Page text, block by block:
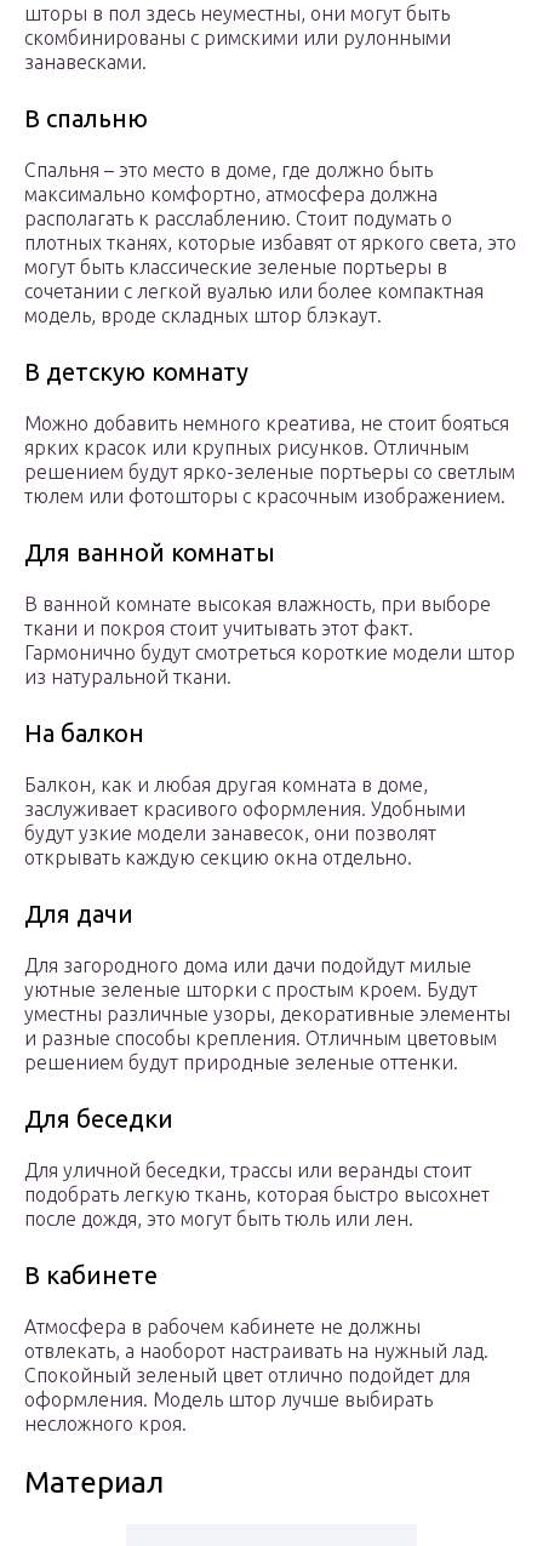
шторы в пол здесь неуместны, они могут быть
скомбинированы с римскими или рулонными
занавесками.
В спальню
Спальня – это место в доме, где должно быть
максимально комфортно, атмосфера должна
располагать к расслаблению. Стоит подумать о
плотных тканях, которые избавят от яркого света, это
могут быть классические зеленые портьеры в
сочетании с легкой вуалью или более компактная
модель, вроде складных штор блэкаут.
В детскую комнату
Можно добавить немного креатива, не стоит бояться
ярких красок или крупных рисунков. Отличным
решением будут ярко-зеленые портьеры со светлым
тюлем или фотошторы с красочным изображением.
Для ванной комнаты
В ванной комнате высокая влажность, при выборе
ткани и покроя стоит учитывать этот факт.
Гармонично будут смотреться короткие модели штор
из натуральной ткани.
На балкон
Балкон, как и любая другая комната в доме,
заслуживает красивого оформления. Удобными
будут узкие модели занавесок, они позволят
открывать каждую секцию окна отдельно.
Для дачи
Для загородного дома или дачи подойдут милые
уютные зеленые шторки с простым кроем. Будут
уместны различные узоры, декоративные элементы
и разные способы крепления. Отличным цветовым
решением будут природные зеленые оттенки.
Для беседки
Для уличной беседки, трассы или веранды стоит
подобрать легкую ткань, которая быстро высохнет
после дождя, это могут быть тюль или лен.
В кабинете
Атмосфера в рабочем кабинете не должны
отвлекать, а наоборот настраивать на нужный лад.
Спокойный зеленый цвет отлично подойдет для
оформления. Модель штор лучше выбирать
несложного кроя.
Материал